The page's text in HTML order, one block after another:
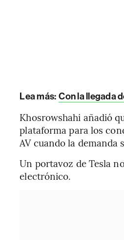
Lea más: Con la llegada
Khosrowshahi añadió
plataforma para los
AV cuando la demanda
Un portavoz de Tesla
electrónico.